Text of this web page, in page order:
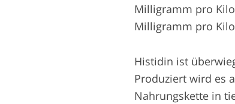
Milligramm pro
Milligramm pro
Histidin ist
Produziert wird es
Nahrungskette in